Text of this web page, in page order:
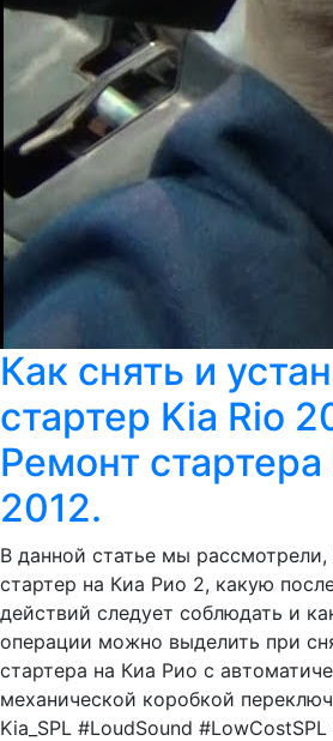
Как снять и
стартер Kia Rio
Ремонт стартера
2012.
В данной статье мы рассмотрели,
стартер на Киа Рио 2, какую
действий следует соблюдать и
операции можно выделить при
стартера на Киа Рио с
механической коробкой
Kia_SPL #LoudSound